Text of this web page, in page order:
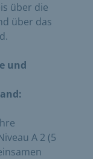
über die
über das
und
A 2 (5